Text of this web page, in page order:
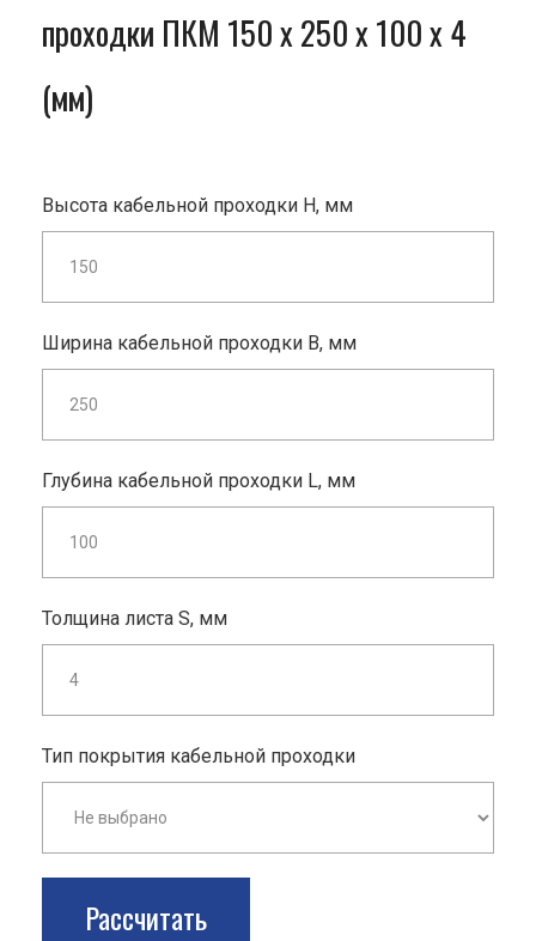
проходки ПКМ 150 x 250 x 100 x 4
(мм)
Высота кабельной проходки H, мм
Ширина кабельной проходки B, мм
Глубина кабельной проходки L, мм
Толщина листа S, мм
Тип покрытия кабельной проходки
Рассчитать